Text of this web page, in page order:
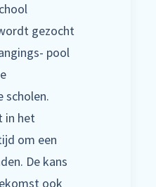
gezocht
pool
scholen.
in het
om een
De kans
ook